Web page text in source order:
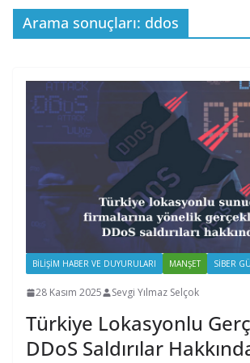
Arama sonuçları: ddos
BILIŞIM HABER VE DUYURULARI MANŞET SIBER
28 Kasım 2025 Sevgi Yılmaz Selçok
Türkiye Lokasyonlu
DDoS Saldırılar